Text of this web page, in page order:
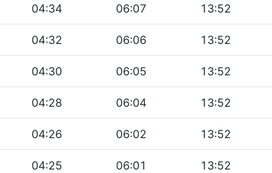
04:34 06:07 13:52
04:32 06:06 13:52
04:30 06:05 13:52
04:28 06:04 13:52
04:26 06:02 13:52
04:25 06:01 13:52